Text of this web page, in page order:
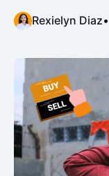
Rexielyn Diaz•